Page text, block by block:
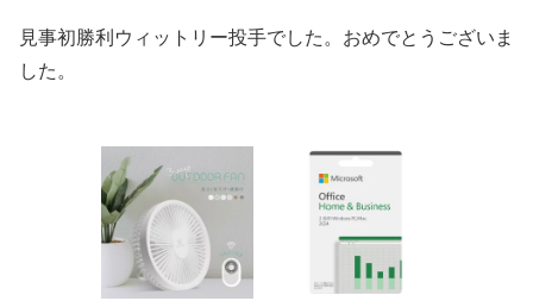
見事初勝利ウィットリー投手でした。おめでとうございま
した。